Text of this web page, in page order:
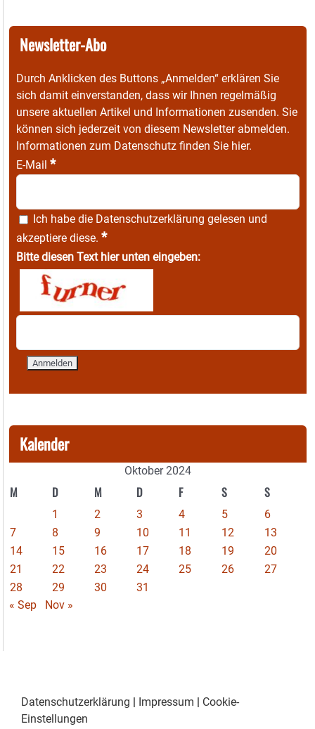
Newsletter-Abo
Durch Anklicken des Buttons „Anmelden“ erklären Sie
sich damit einverstanden, dass wir Ihnen regelmäßig
unsere aktuellen Artikel und Informationen zusenden. Sie
können sich jederzeit von diesem Newsletter abmelden.
Informationen zum Datenschutz finden Sie hier.
E-Mail *
Ich habe die Datenschutzerklärung gelesen und
akzeptiere diese. *
Bitte diesen Text hier unten eingeben:
Kalender
Oktober 2024
M D M D F S S
1 2 3 4 5
6
7
8 9 10 11 12
13
14
15 16 17 18 19
20
21
22 23 24 25 26
27
28
29 30
31
« Sep
Nov »
Datenschutzerklärung | Impressum | Cookie-
Einstellungen